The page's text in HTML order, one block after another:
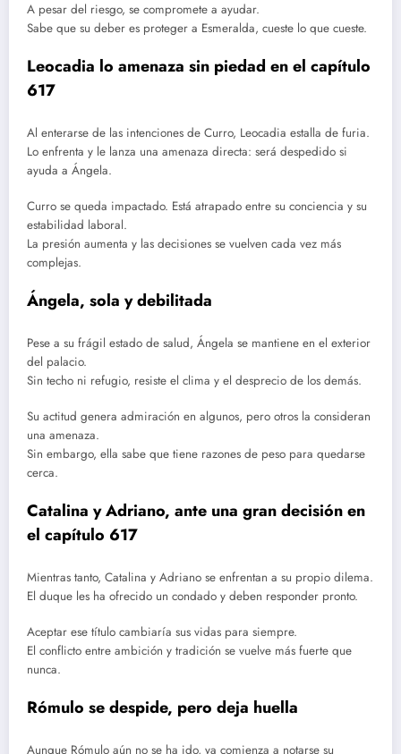
A pesar del riesgo, se compromete a ayudar.
Sabe que su deber es proteger a Esmeralda, cueste lo que cueste.
Leocadia lo amenaza sin piedad en el capítulo
617
Al enterarse de las intenciones de Curro, Leocadia estalla de furia.
Lo enfrenta y le lanza una amenaza directa: será despedido si
ayuda a Ángela.
Curro se queda impactado. Está atrapado entre su conciencia y su
estabilidad laboral.
La presión aumenta y las decisiones se vuelven cada vez más
complejas.
Ángela, sola y debilitada
Pese a su frágil estado de salud, Ángela se mantiene en el exterior
del palacio.
Sin techo ni refugio, resiste el clima y el desprecio de los demás.
Su actitud genera admiración en algunos, pero otros la consideran
una amenaza.
Sin embargo, ella sabe que tiene razones de peso para quedarse
cerca.
Catalina y Adriano, ante una gran decisión en
el capítulo 617
Mientras tanto, Catalina y Adriano se enfrentan a su propio dilema.
El duque les ha ofrecido un condado y deben responder pronto.
Aceptar ese título cambiaría sus vidas para siempre.
El conflicto entre ambición y tradición se vuelve más fuerte que
nunca.
Rómulo se despide, pero deja huella
Aunque Rómulo aún no se ha ido, ya comienza a notarse su